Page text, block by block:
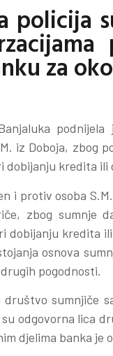
policija
za
iz Doboja, zbog
dobijanju kredita ili
i protiv osoba
zbog sumnje
dobijanju kredita
osnova
pogodnosti.
sumnjiče
odgovorna lica
djelima banka je